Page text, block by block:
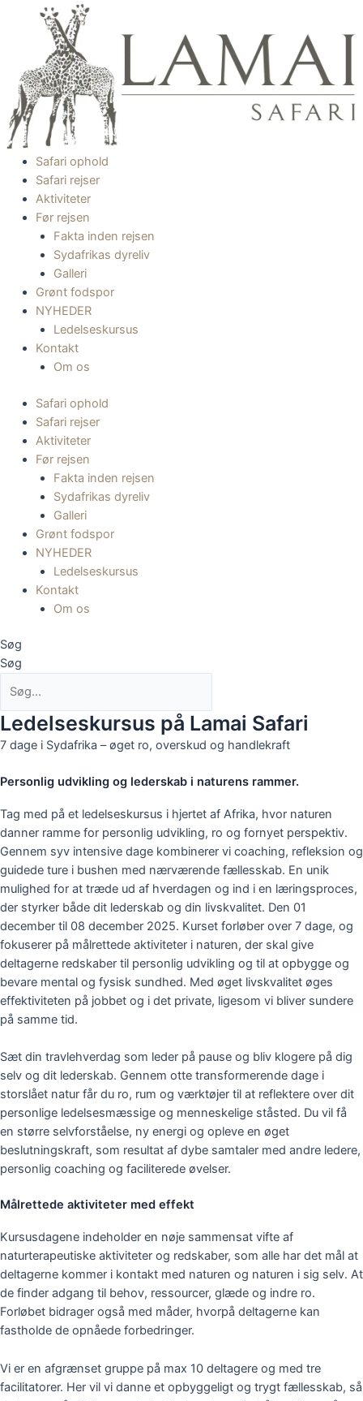
Safari ophold
Safari rejser
Aktiviteter
Før rejsen
Fakta inden rejsen
Sydafrikas dyreliv
Galleri
Grønt fodspor
NYHEDER
Ledelseskursus
Kontakt
Om os
Safari ophold
Safari rejser
Aktiviteter
Før rejsen
Fakta inden rejsen
Sydafrikas dyreliv
Galleri
Grønt fodspor
NYHEDER
Ledelseskursus
Kontakt
Om os
Søg
Søg
Ledelseskursus på Lamai Safari
7 dage i Sydafrika – øget ro, overskud og handlekraft
Personlig udvikling og lederskab i naturens rammer.
Tag med på et ledelseskursus i hjertet af Afrika, hvor naturen
danner ramme for personlig udvikling, ro og fornyet perspektiv.
Gennem syv intensive dage kombinerer vi coaching, refleksion og
guidede ture i bushen med nærværende fællesskab. En unik
mulighed for at træde ud af hverdagen og ind i en læringsproces,
der styrker både dit lederskab og din livskvalitet. Den 01
december til 08 december 2025. Kurset forløber over 7 dage, og
fokuserer på målrettede aktiviteter i naturen, der skal give
deltagerne redskaber til personlig udvikling og til at opbygge og
bevare mental og fysisk sundhed. Med øget livskvalitet øges
effektiviteten på jobbet og i det private, ligesom vi bliver sundere
på samme tid.
Sæt din travlehverdag som leder på pause og bliv klogere på dig
selv og dit lederskab. Gennem otte transformerende dage i
storslået natur får du ro, rum og værktøjer til at reflektere over dit
personlige ledelsesmæssige og menneskelige ståsted. Du vil få
en større selvforståelse, ny energi og opleve en øget
beslutningskraft, som resultat af dybe samtaler med andre ledere,
personlig coaching og faciliterede øvelser.
Målrettede aktiviteter med effekt
Kursusdagene indeholder en nøje sammensat vifte af
naturterapeutiske aktiviteter og redskaber, som alle har det mål at
deltagerne kommer i kontakt med naturen og naturen i sig selv. At
de finder adgang til behov, ressourcer, glæde og indre ro.
Forløbet bidrager også med måder, hvorpå deltagerne kan
fastholde de opnåede forbedringer.
Vi er en afgrænset gruppe på max 10 deltagere og med tre
facilitatorer. Her vil vi danne et opbyggeligt og trygt fællesskab, så